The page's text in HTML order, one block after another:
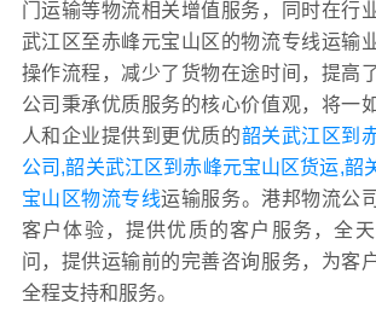
门运输等物流相关增值服务，同时在行
武江区至赤峰元宝山区的物流专线运输
操作流程，减少了货物在途时间，提高
公司秉承优质服务的核心价值观，将一
人和企业提供到更优质的韶关武江区到
公司,韶关武江区到赤峰元宝山区货运,韶
宝山区物流专线运输服务。港邦物流公
客户体验，提供优质的客户服务，全
问，提供运输前的完善咨询服务，为客
全程支持和服务。